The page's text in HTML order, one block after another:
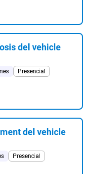
del vehicle
Presencial
del vehicle
Presencial